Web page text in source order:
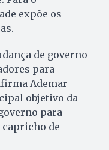
expõe os
de governo
para
Ademar
objetivo da
para
de